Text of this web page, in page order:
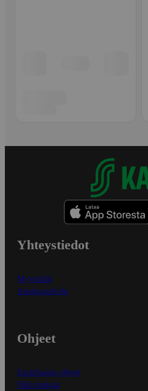
Yhteystiedot
Myymälät
Asiakaspalvelu
Ohjeet
Ensitilaajan ohjeet
Näin maksat